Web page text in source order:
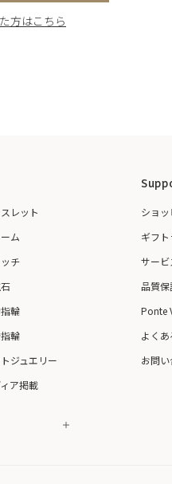
方はこちら
レット
ム
チ
輪
輪
ジュエリー
ア掲載
ショ
ギフ
サービ
品質保
Ponte
よく
お問